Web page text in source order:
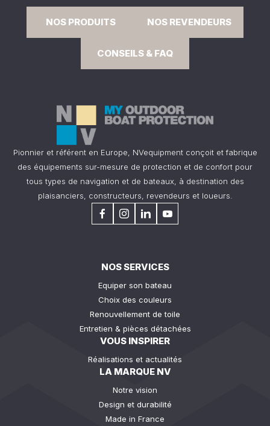
NOS PRODUITS NOS REVENDEURS
CONSEILS & FAQ
Pionnier et référent en Europe, NVequipment conçoit et fabrique
des équipements sur-mesure de protection et de confort pour
tous types de navigation et de bateaux, à destination des
plaisanciers, constructeurs, revendeurs et loueurs.
NOS SERVICES
Equiper son bateau
Choix des couleurs
Renouvellement de toile
Entretien & pièces détachées
VOUS INSPIRER
Réalisations et actualités
LA MARQUE NV
Notre vision
Design et durabilité
Made in France